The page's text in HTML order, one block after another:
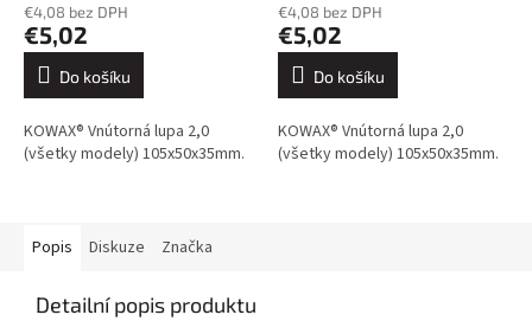
€4,08 bez DPH
€5,02
Do košíku
KOWAX® Vnútorná lupa 2,0
(všetky modely) 105x50x35mm.
€4,08 bez DPH
€5,02
Do košíku
KOWAX® Vnútorná lupa 2,0
(všetky modely) 105x50x35mm.
Popis Diskuze Značka
Detailní popis produktu